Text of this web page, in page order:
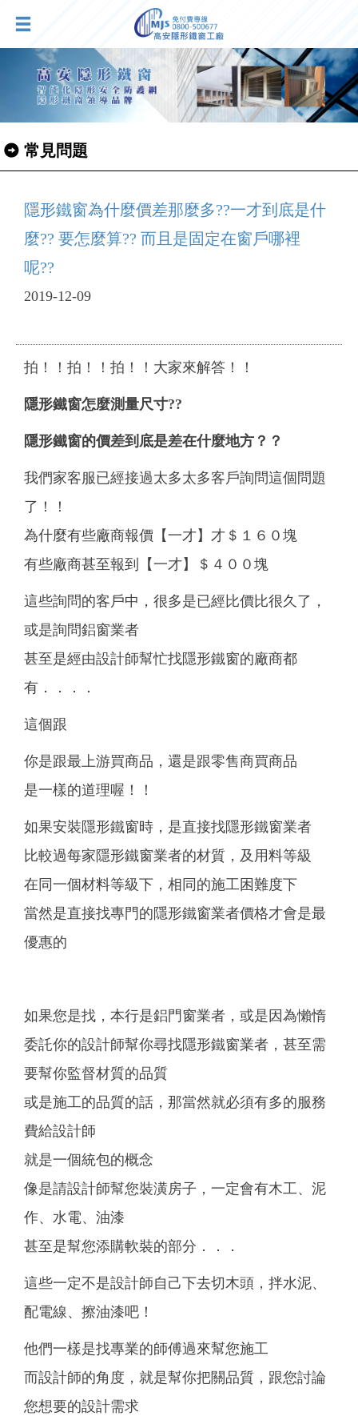
常見問題
隱形鐵窗為什麼價差那麼多??一才到底是什
麼?? 要怎麼算?? 而且是固定在窗戶哪裡
呢??
2019-12-09
拍！！拍！！拍！！大家來解答！！
隱形鐵窗怎麼測量尺寸??
隱形鐵窗的價差到底是差在什麼地方？？
我們家客服已經接過太多太多客戶詢問這個問題
了！！
為什麼有些廠商報價【一才】才＄１６０塊
有些廠商甚至報到【一才】＄４００塊
這些詢問的客戶中，很多是已經比價比很久了，
或是詢問鋁窗業者
甚至是經由設計師幫忙找隱形鐵窗的廠商都
有．．．．
這個跟
你是跟最上游買商品，還是跟零售商買商品
是一樣的道理喔！！
如果安裝隱形鐵窗時，是直接找隱形鐵窗業者
比較過每家隱形鐵窗業者的材質，及用料等級
在同一個材料等級下，相同的施工困難度下
當然是直接找專門的隱形鐵窗業者價格才會是最
優惠的
如果您是找，本行是鋁門窗業者，或是因為懶惰
委託你的設計師幫你尋找隱形鐵窗業者，甚至需
要幫你監督材質的品質
或是施工的品質的話，那當然就必須有多的服務
費給設計師
就是一個統包的概念
像是請設計師幫您裝潢房子，一定會有木工、泥
作、水電、油漆
甚至是幫您添購軟裝的部分．．．
這些一定不是設計師自己下去切木頭，拌水泥、
配電線、擦油漆吧！
他們一樣是找專業的師傅過來幫您施工
而設計師的角度，就是幫你把關品質，跟您討論
您想要的設計需求